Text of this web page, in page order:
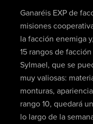
Ganaréis EXP de
misiones
la facción enemiga
15 rangos de
Sylmael, que se
muy valiosas:
monturas,
rango 10, quedará
lo largo de la